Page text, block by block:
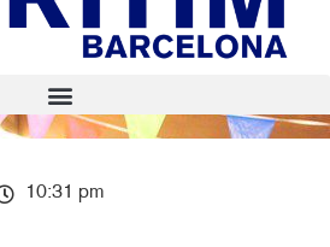
10:31 pm